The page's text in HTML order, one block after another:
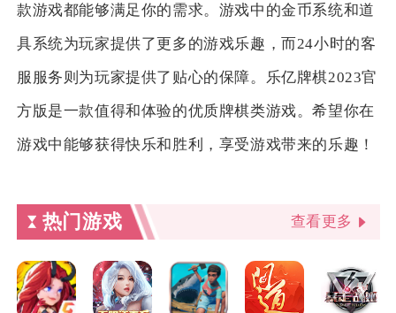
款游戏都能够满足你的需求。游戏中的金币系统和道
具系统为玩家提供了更多的游戏乐趣，而24小时的客
服服务则为玩家提供了贴心的保障。乐亿牌棋2023官
方版是一款值得和体验的优质牌棋类游戏。希望你在
游戏中能够获得快乐和胜利，享受游戏带来的乐趣！
热门游戏 查看更多